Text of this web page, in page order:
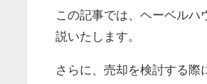
この記事では、ヘーベル
説いたします。
さらに、売却を検討する際